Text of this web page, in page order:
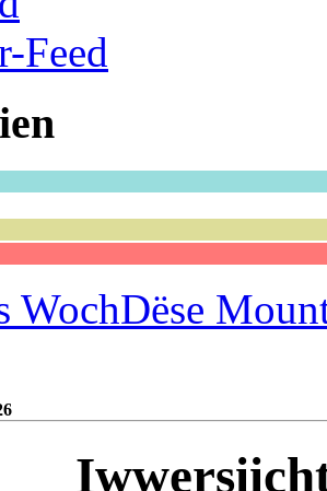
Feed
WochDëse